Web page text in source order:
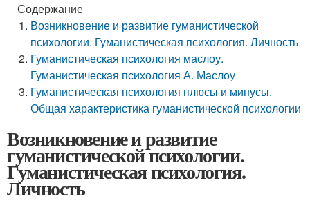
Содержание
Возникновение и развитие гуманистической
психологии. Гуманистическая психология. Личность
Гуманистическая психология маслоу.
Гуманистическая психология А. Маслоу
Гуманистическая психология плюсы и минусы.
Общая характеристика гуманистической психологии
Возникновение и развитие
гуманистической психологии.
Гуманистическая психология.
Личность